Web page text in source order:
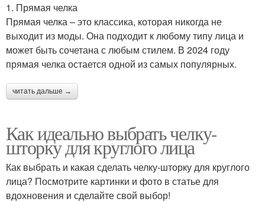
1. Прямая челка
Прямая челка – это классика, которая никогда не
выходит из моды. Она подходит к любому типу лица и
может быть сочетана с любым стилем. В 2024 году
прямая челка остается одной из самых популярных.
читать дальше →
Как идеально выбрать челку-
шторку для круглого лица
Как выбрать и какая сделать челку-шторку для круглого
лица? Посмотрите картинки и фото в статье для
вдохновения и сделайте свой выбор!